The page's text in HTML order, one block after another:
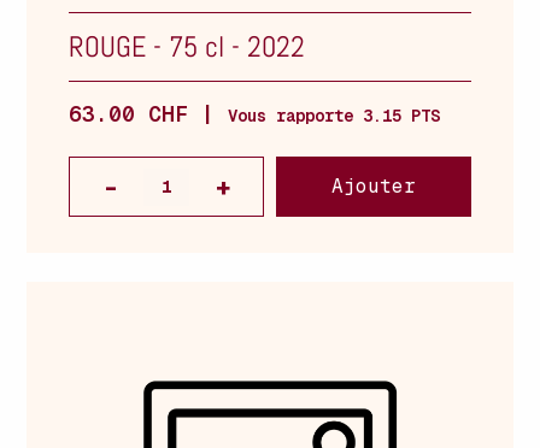
ROUGE - 75 cl - 2022
63.00 CHF | Vous rapporte 3.15 PTS
Ajouter